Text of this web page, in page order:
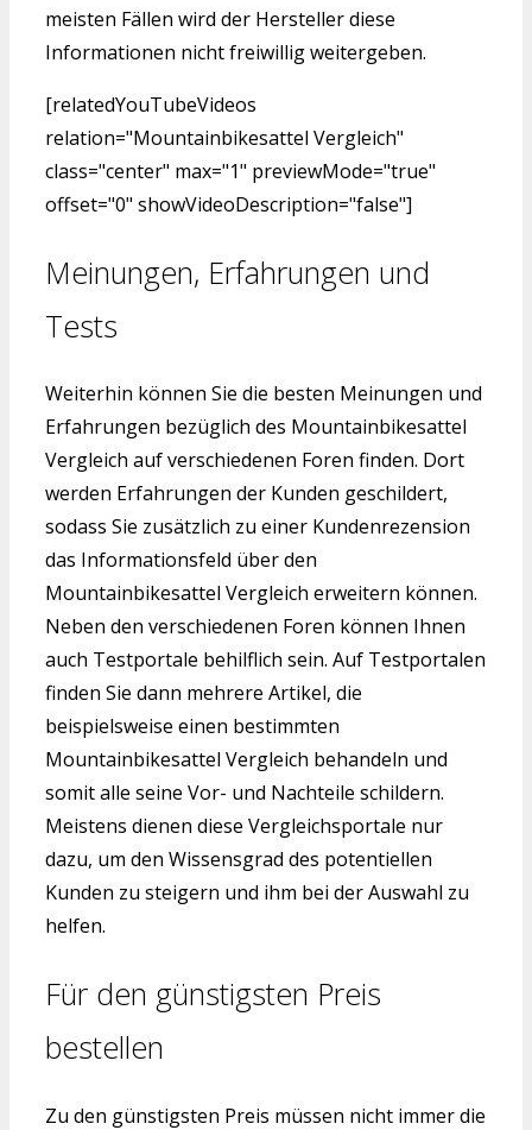
meisten Fällen wird der Hersteller diese
Informationen nicht freiwillig weitergeben.
[relatedYouTubeVideos
relation="Mountainbikesattel Vergleich"
class="center" max="1" previewMode="true"
offset="0" showVideoDescription="false"]
Meinungen, Erfahrungen und
Tests
Weiterhin können Sie die besten Meinungen und
Erfahrungen bezüglich des Mountainbikesattel
Vergleich auf verschiedenen Foren finden. Dort
werden Erfahrungen der Kunden geschildert,
sodass Sie zusätzlich zu einer Kundenrezension
das Informationsfeld über den
Mountainbikesattel Vergleich erweitern können.
Neben den verschiedenen Foren können Ihnen
auch Testportale behilflich sein. Auf Testportalen
finden Sie dann mehrere Artikel, die
beispielsweise einen bestimmten
Mountainbikesattel Vergleich behandeln und
somit alle seine Vor- und Nachteile schildern.
Meistens dienen diese Vergleichsportale nur
dazu, um den Wissensgrad des potentiellen
Kunden zu steigern und ihm bei der Auswahl zu
helfen.
Für den günstigsten Preis
bestellen
Zu den günstigsten Preis müssen nicht immer die